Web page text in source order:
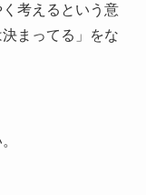
考えるという意
まってる」をな